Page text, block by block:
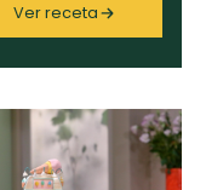
Ver receta